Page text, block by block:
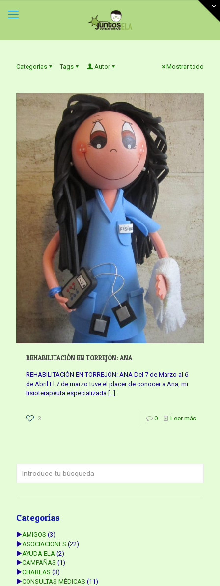
Categorías Tags Autor Mostrar todo
REHABILITACIÓN EN TORREJÓN: ANA
REHABILITACIÓN EN TORREJÓN: ANA Del 7 de Marzo al 6
de Abril El 7 de marzo tuve el placer de conocer a Ana, mi
fisioterapeuta especializada […]
3 0 Leer más
Categorías
►AMIGOS (3)
►ASOCIACIONES (22)
►AYUDA ELA (2)
►CAMPAÑAS (1)
►CHARLAS (3)
►CONSULTAS MÉDICAS (11)